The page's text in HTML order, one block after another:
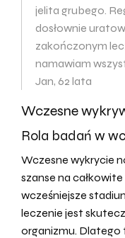
jelita grubego.
dosłownie
zakończonym
namawiam
Jan, 62 lata
Wczesne
Rola badań w
Wczesne wykrycie
szanse na
wcześniejsze
leczenie jest
organizmu. Dlatego